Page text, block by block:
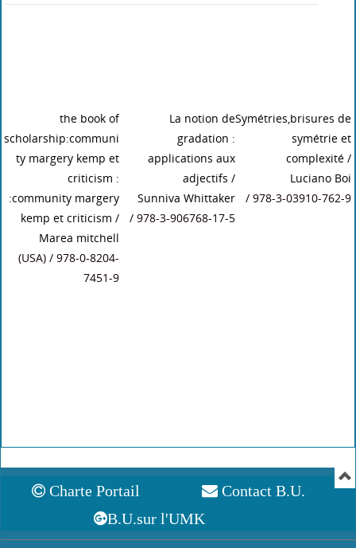
the book of
scholarship:communi
ty margery kemp et
criticism :
:community margery
kemp et criticism /
Marea mitchell
(USA) / 978-0-8204-
7451-9
La notion de
gradation :
applications aux
adjectifs /
Sunniva Whittaker
/ 978-3-906768-17-5
Symétries,brisures de
symétrie et
complexité /
Luciano Boi
/ 978-3-03910-762-9
Charte Portail
Contact B.U.
B.U.sur l'UMK